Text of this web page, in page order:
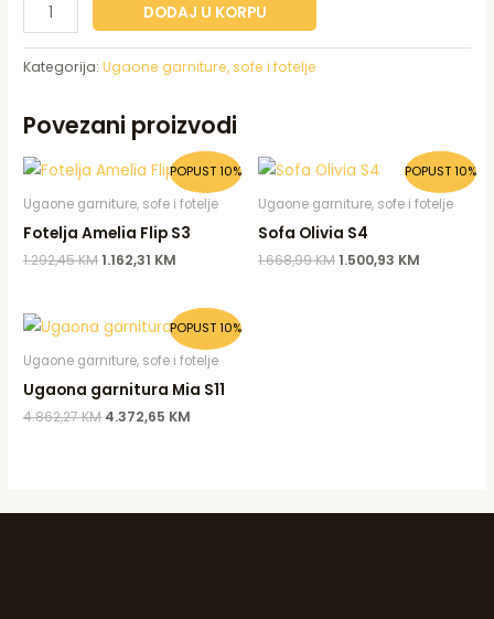
DODAJ U KORPU
Kategorija:Ugaone garniture, sofe i fotelje
Povezani proizvodi
POPUST 10%
Ugaone garniture, sofe i fotelje
Fotelja Amelia Flip S3
1.292,45KM
Original
price
was:
1.292,45 KM.
1.162,31 KM
Current
price
is:
1.162,31 KM.
POPUST 10%
Ugaone garniture, sofe i fotelje
Sofa Olivia S4
1.668,99KM
Original
price
was:
1.668,99 KM.
1.500,93 KM
Current
price
is:
1.500,93
POPUST 10%
Ugaone garniture, sofe i fotelje
Ugaona garnitura Mia S11
4.862,27KM
Original
price
was:
4.862,27 KM.
4.372,65 KM
Current
price
is:
4.372,65 KM.